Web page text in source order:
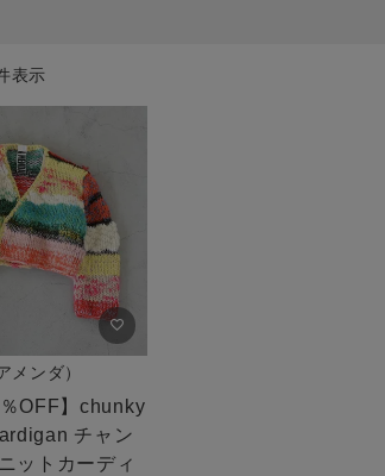
表示
メンダ）
OFF】chunky
チャン
ットカーディ